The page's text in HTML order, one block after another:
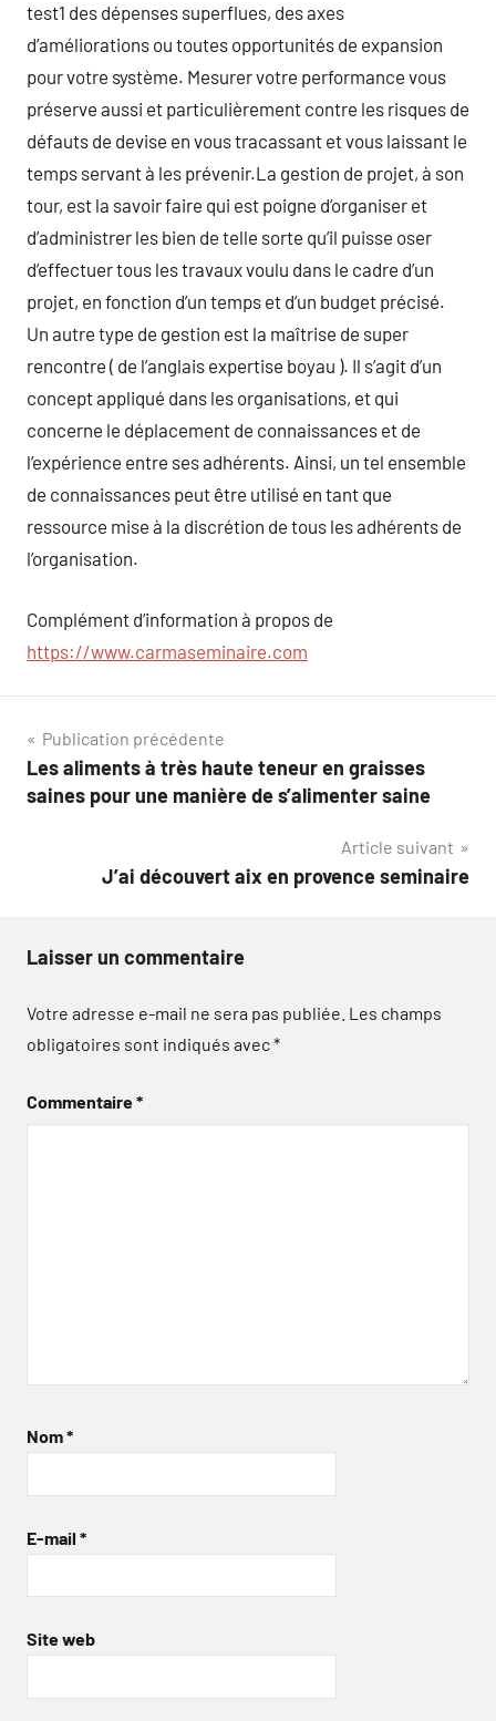
test1 des dépenses superflues, des axes
d’améliorations ou toutes opportunités de expansion
pour votre système. Mesurer votre performance vous
préserve aussi et particulièrement contre les risques de
défauts de devise en vous tracassant et vous laissant le
temps servant à les prévenir.La gestion de projet, à son
tour, est la savoir faire qui est poigne d’organiser et
d’administrer les bien de telle sorte qu’il puisse oser
d’effectuer tous les travaux voulu dans le cadre d’un
projet, en fonction d’un temps et d’un budget précisé.
Un autre type de gestion est la maîtrise de super
rencontre ( de l’anglais expertise boyau ). Il s’agit d’un
concept appliqué dans les organisations, et qui
concerne le déplacement de connaissances et de
l’expérience entre ses adhérents. Ainsi, un tel ensemble
de connaissances peut être utilisé en tant que
ressource mise à la discrétion de tous les adhérents de
l’organisation.
Complément d’information à propos de
https://www.carmaseminaire.com
Navigation
de
Publication précédente
Les aliments à très haute teneur en graisses
saines pour une manière de s’alimenter saine
Article suivant
J’ai découvert aix en provence seminaire
Laisser un commentaire
Votre adresse e-mail ne sera pas publiée. Les champs
obligatoires sont indiqués avec*
Commentaire*
Nom*
E-mail *
Site web